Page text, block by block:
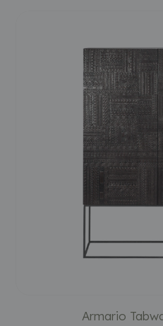
Armario